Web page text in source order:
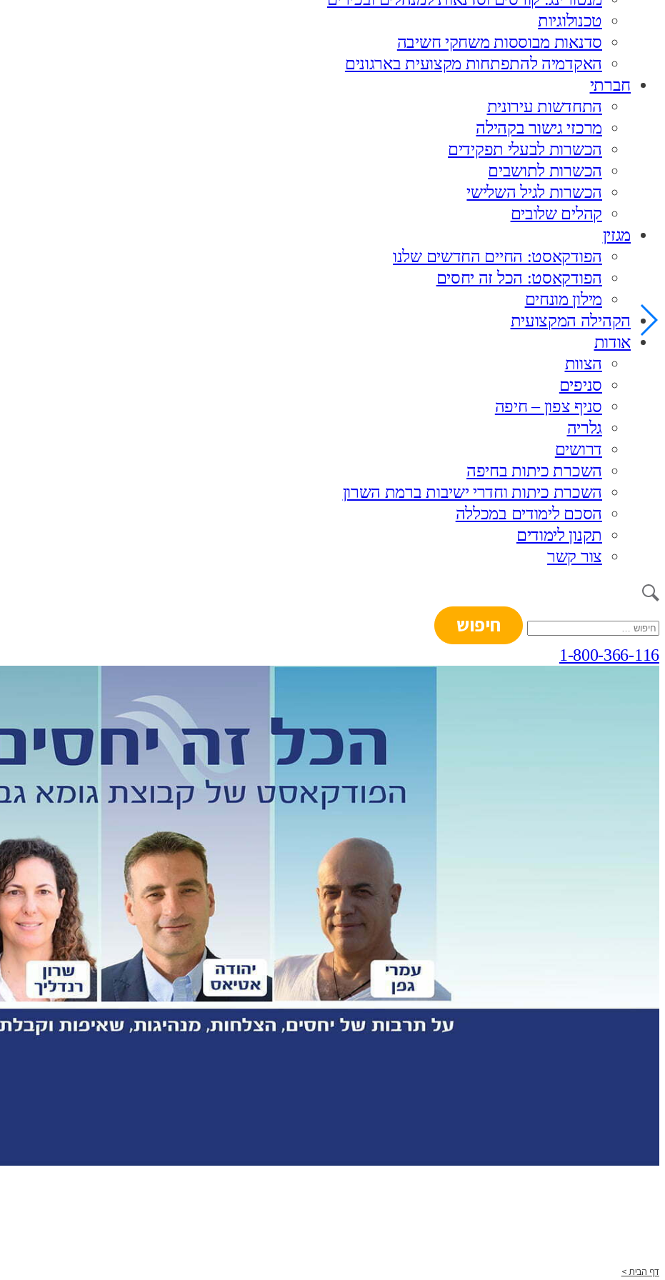
טכנולוגיות
סדנאות מבוססות משחקי חשיבה
האקדמיה להתפתחות מקצועית בארגונים
חברתי
התחדשות עירונית
מרכזי גישור בקהילה
הכשרות לבעלי תפקידים
הכשרות לתושבים
הכשרות לגיל השלישי
קהלים שלובים
מגזין
הפודקאסט: החיים החדשים שלנו
הפודקאסט: הכל זה יחסים
מילון מונחים
הקהילה המקצועית
אודות
הצוות
סניפים
סניף צפון – חיפה
גלריה
דרושים
השכרת כיתות בחיפה
השכרת כיתות וחדרי ישיבות ברמת השרון
הסכם לימודים במכללה
תקנון לימודים
צור קשר
חיפוש:
1-800-366-116
דף הבית >